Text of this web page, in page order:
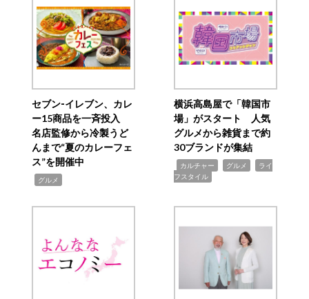
セブン‐イレブン、カレ
ー15商品を一斉投入
名店監修から冷製うど
んまで“夏のカレーフェ
ス”を開催中
グルメ
横浜高島屋で「韓国市
場」がスタート 人気
グルメから雑貨まで約
30ブランドが集結
カルチャー グルメ
ライ
フスタイル